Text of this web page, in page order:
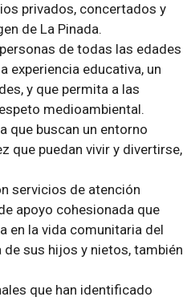
privados, concertados y
de La Pinada.
de todas las edades
experiencia educativa, un
y que permita a las
medioambiental.
que buscan un entorno
que puedan vivir y divertirse,
servicios de atención
apoyo cohesionada que
en la vida comunitaria del
sus hijos y nietos, también
que han identificado